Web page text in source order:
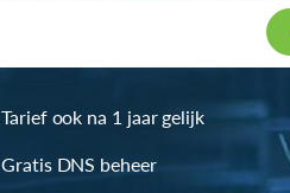
Tarief ook na 1 jaar gelijk
Gratis DNS beheer